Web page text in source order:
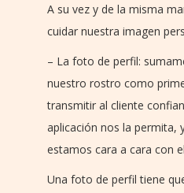
A su vez y de la misma
cuidar nuestra imagen
– La foto de perfil:
nuestro rostro como
transmitir al cliente
aplicación nos la permita,
estamos cara a cara con
Una foto de perfil tiene